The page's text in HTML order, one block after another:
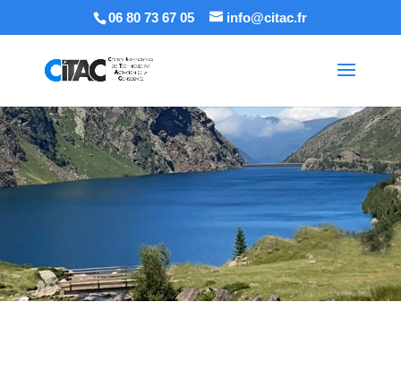
06 80 73 67 05 info@citac.fr